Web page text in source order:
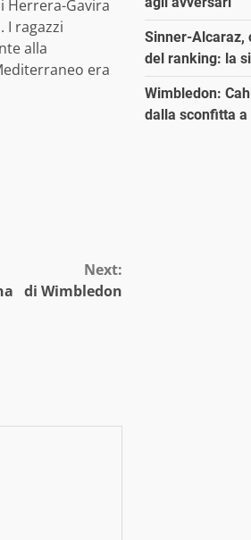
Herrera-Gavira
I ragazzi
alla
era
Next:
di Wimbledon
Sinner-Alcaraz,
del ranking: la
Wimbledon:
dalla sconfitta